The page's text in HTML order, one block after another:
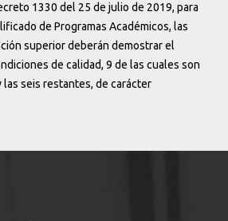
1330 del 25 de julio de 2019, para
de Programas Académicos, las
superior deberán demostrar el
de calidad, 9 de las cuales son
las seis restantes, de carácter